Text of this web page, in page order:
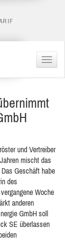
Menü
und Vertreiber
mischt das
Geschäft habe
des
Woche
anderen
GmbH soll
SE überlassen